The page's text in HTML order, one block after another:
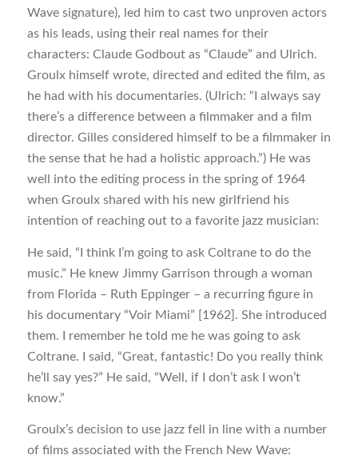
Wave signature), led him to cast two unproven actors
as his leads, using their real names for their
characters: Claude Godbout as “Claude” and Ulrich.
Groulx himself wrote, directed and edited the film, as
he had with his documentaries. (Ulrich: “I always say
there’s a difference between a filmmaker and a film
director. Gilles considered himself to be a filmmaker in
the sense that he had a holistic approach.”) He was
well into the editing process in the spring of 1964
when Groulx shared with his new girlfriend his
intention of reaching out to a favorite jazz musician:
He said, “I think I’m going to ask Coltrane to do the
music.” He knew Jimmy Garrison through a woman
from Florida – Ruth Eppinger – a recurring figure in
his documentary “Voir Miami” [1962]. She introduced
them. I remember he told me he was going to ask
Coltrane. I said, “Great, fantastic! Do you really think
he’ll say yes?” He said, “Well, if I don’t ask I won’t
know.”
Groulx’s decision to use jazz fell in line with a number
of films associated with the French New Wave: